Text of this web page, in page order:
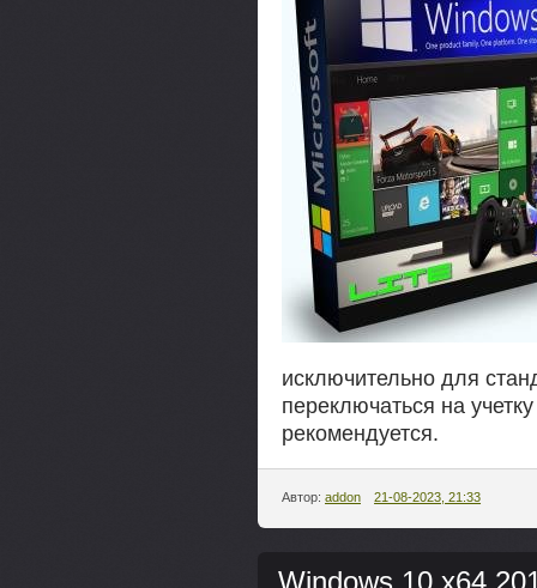
исключительно для
переключаться на
рекомендуется.
Автор: addon 21-08-2023, 21:33